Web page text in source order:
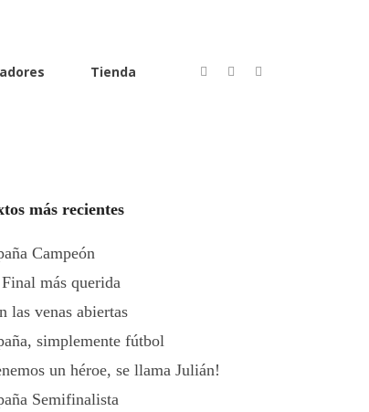
Tienda
más recientes
Campeón
más querida
las venas abiertas
simplemente fútbol
un héroe, se llama Julián!
Semifinalista